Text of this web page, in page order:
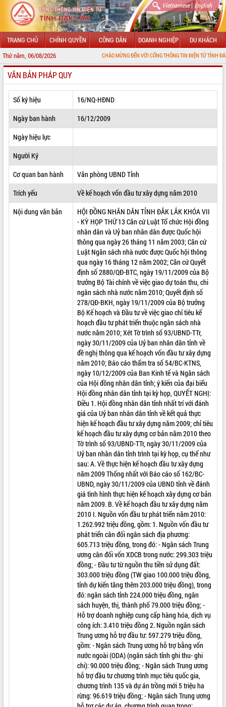
Vietnamese| English
TRANG CHỦ CHÍNH QUYỀN CÔNG DÂN DOANH NGHIỆP DU KHÁCH
Thứ năm, 06/08/2026 CHÀO MỪNG ĐẾN VỚI CỔNG THÔNG TIN ĐIỆN TỬ TỈNH ĐẮK LẮK
GIỚI THIỆU
LÃNH ĐẠO UBND TỈNH
TIN TỨC SỰ KIỆN
SỞ, BAN, NGÀNH
UBND CÁC XÃ, PHƯỜNG
THÔNG TIN CHỈ ĐẠO ĐIỀU HÀNH
HỆ THỐNG VĂN BẢN
Không có file video nào để phát.
VĂN BẢN PHÁP QUY
Số ký hiệu
16/NQ-HĐND
Ngày ban hành
16/12/2009
Ngày hiệu lực
Người Ký
Cơ quan ban hành
Văn phòng UBND Tỉnh
Trích yếu
Về kế hoạch vốn đầu tư xây dựng năm 2010
Nội dung văn bản
HỘI ĐỒNG NHÂN DÂN TỈNH ĐẮK LẮK KHÓA VII
- KỲ HỌP THỨ 13 Căn cứ Luật Tổ chức Hội đồng
nhân dân và Uỷ ban nhân dân được Quốc hội
thông qua ngày 26 tháng 11 năm 2003; Căn cứ
Luật Ngân sách nhà nước được Quốc hội thông
qua ngày 16 tháng 12 năm 2002; Căn cứ Quyết
định số 2880/QĐ-BTC, ngày 19/11/2009 của Bộ
trưởng Bộ Tài chính về việc giao dự toán thu, chi
ngân sách nhà nước năm 2010; Quyết định số
278/QĐ-BKH, ngày 19/11/2009 của Bộ trưởng
Bộ Kế hoạch và Đầu tư về việc giao chỉ tiêu kế
hoạch đầu tư phát triển thuộc ngân sách nhà
nước năm 2010; Xét Tờ trình số 93/UBND-TTr,
ngày 30/11/2009 của Uỷ ban nhân dân tỉnh về
đề nghị thông qua kế hoạch vốn đầu tư xây dựng
năm 2010; Báo cáo thẩm tra số 54/BC-KTNS,
ngày 10/12/2009 của Ban Kinh tế và Ngân sách
của Hội đồng nhân dân tỉnh; ý kiến của đại biểu
Hội đồng nhân dân tỉnh tại kỳ họp, QUYẾT NGHỊ:
Điều 1. Hội đồng nhân dân tỉnh nhất trí với đánh
giá của Uỷ ban nhân dân tỉnh về kết quả thực
hiện kế hoạch đầu tư xây dựng năm 2009; chỉ tiêu
kế hoạch đầu tư xây dựng cơ bản năm 2010 theo
Tờ trình số 93/UBND-TTr, ngày 30/11/2009 của
Uỷ ban nhân dân tỉnh trình tại kỳ họp, cụ thể như
sau: A. Về thực hiện kế hoạch đầu tư xây dựng
năm 2009 Thống nhất với Báo cáo số 162/BC-
UBND, ngày 30/11/2009 của UBND tỉnh về đánh
giá tình hình thực hiện kế hoạch xây dựng cơ bản
năm 2009. B. Về kế hoạch đầu tư xây dựng năm
2010 I. Nguồn vốn đầu tư phát triển năm 2010:
1.262.992 triệu đồng, gồm: 1. Nguồn vốn đầu tư
phát triển cân đối ngân sách địa phương:
605.713 triệu đồng, trong đó: - Ngân sách Trung
ương cân đối vốn XDCB trong nước: 299.303 triệu
đồng; - Đầu tư từ nguồn thu tiền sử dụng đất:
303.000 triệu đồng (TW giao 100.000 triệu đồng,
tỉnh dự kiến tăng thêm 203.000 triệu đồng), trong
đó: ngân sách tỉnh 224.000 triệu đồng, ngân
sách huyện, thị, thành phố 79.000 triệu đồng; -
Hỗ trợ doanh nghiệp cung cấp hàng hóa, dịch vụ
công ích: 3.410 triệu đồng 2. Nguồn ngân sách
Trung ương hỗ trợ đầu tư: 597.279 triệu đồng,
gồm: - Ngân sách Trung ương hỗ trợ bằng vốn
nước ngoài (ODA) (ngân sách tỉnh ghi thu- ghi
chi): 90.000 triệu đồng; - Ngân sách Trung ương
hỗ trợ đầu tư chương trình mục tiêu quốc gia,
chương trình 135 và dự án trồng mới 5 triệu ha
rừng: 96.619 triệu đồng; - Ngân sách Trung ương